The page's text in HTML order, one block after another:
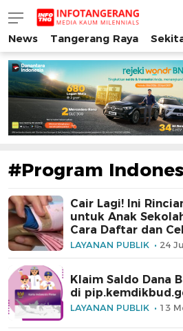
INFO TANGERANG
Media Kaum Millenials
News Tangerang Raya
#Program
Cair Lagi! Ini
untuk Anak
Cara Daftar dan
LAYANAN PUBLIK 24
Klaim Saldo Dana
di
LAYANAN PUBLIK 13